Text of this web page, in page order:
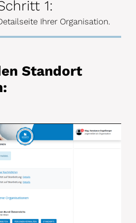
1:
Ihrer Organisation.
Standort